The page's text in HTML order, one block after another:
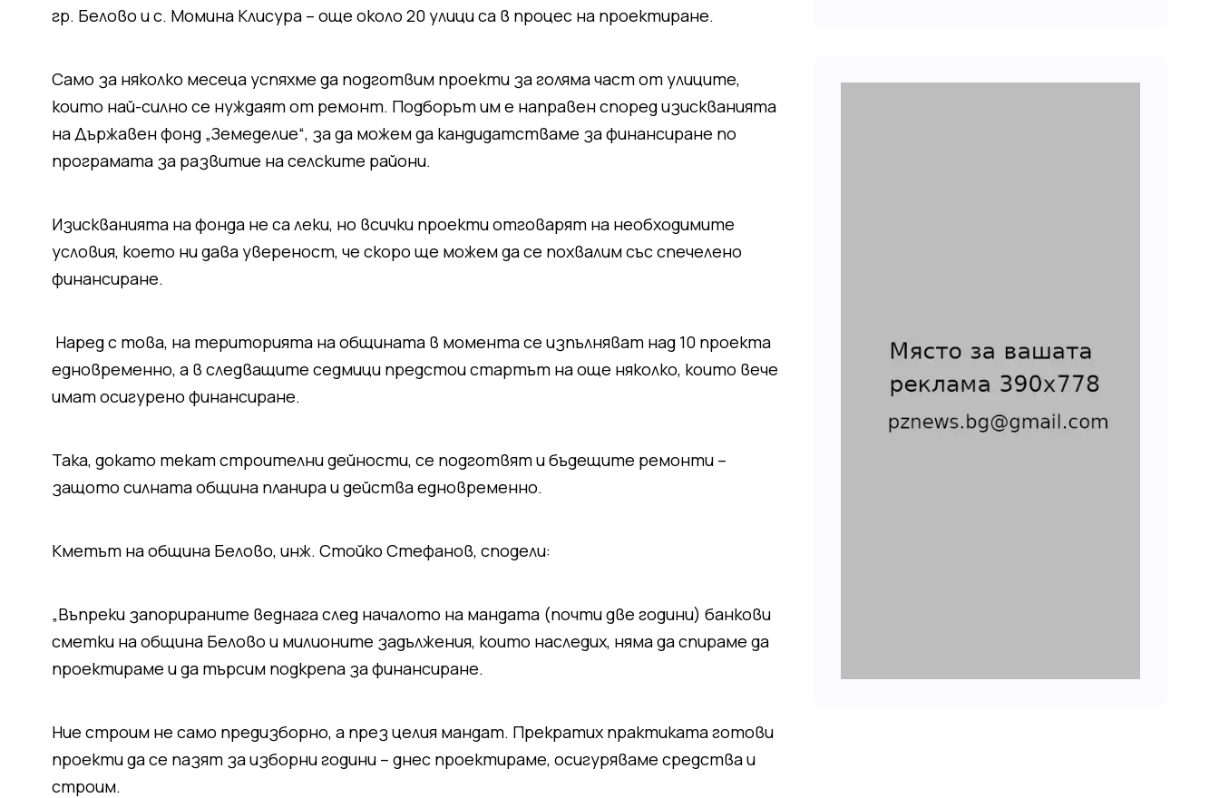
гр. Белово и с. Момина Клисура – още около 20 улици са в процес на проектиране.
Само за няколко месеца успяхме да подготвим проекти за голяма част от улиците,
които най-силно се нуждаят от ремонт. Подборът им е направен според изискванията
на Държавен фонд „Земеделие“, за да можем да кандидатстваме за финансиране по
програмата за развитие на селските райони.
Изискванията на фонда не са леки, но всички проекти отговарят на необходимите
условия, което ни дава увереност, че скоро ще можем да се похвалим със спечелено
финансиране.
Наред с това, на територията на общината в момента се изпълняват над 10 проекта
едновременно, а в следващите седмици предстои стартът на още няколко, които вече
имат осигурено финансиране.
Така, докато текат строителни дейности, се подготвят и бъдещите ремонти –
защото силната община планира и действа едновременно.
Кметът на община Белово, инж. Стойко Стефанов, сподели:
„Въпреки запорираните веднага след началото на мандата (почти две години) банкови
сметки на община Белово и милионите задължения, които наследих, няма да спираме да
проектираме и да търсим подкрепа за финансиране.
Ние строим не само предизборно, а през целия мандат. Прекратих практиката готови
проекти да се пазят за изборни години – днес проектираме, осигуряваме средства и
строим.